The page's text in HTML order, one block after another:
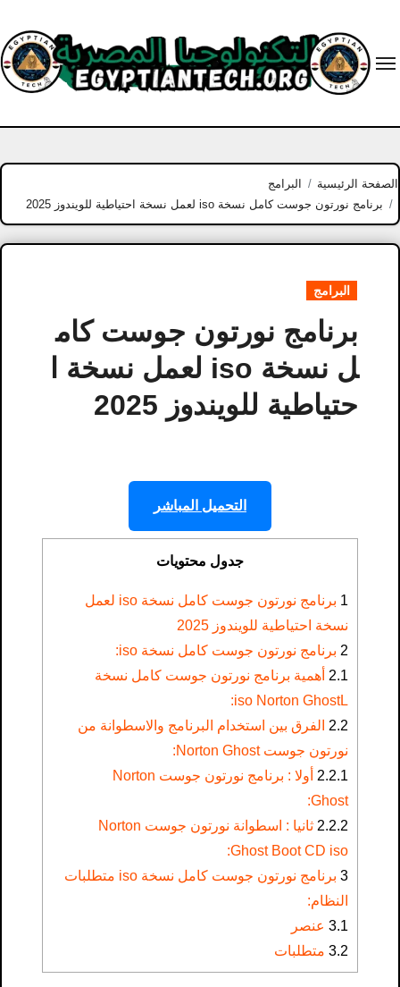
content
الصفحة الرئيسية
البرامج
برنامج نورتون جوست كامل نسخة iso لعمل نسخة احتياطية للويندوز 2025
البرامج
برنامج نورتون جوست كام
ل نسخة iso لعمل نسخة ا
حتياطية للويندوز 2025
التحميل المباشر
جدول محتويات
1
برنامج نورتون جوست كامل نسخة iso لعمل
نسخة احتياطية للويندوز 2025
2 برنامج نورتون جوست كامل نسخة iso:
2.1 أهمية برنامج نورتون جوست كامل نسخة
iso Norton GhostL:
2.2 الفرق بين استخدام البرنامج والاسطوانة من
نورتون جوست Norton Ghost:
2.2.1
أولا : برنامج نورتون جوست Norton
Ghost:
2.2.2
ثانيا : اسطوانة نورتون جوست Norton
Ghost Boot CD iso:
3
برنامج نورتون جوست كامل نسخة iso متطلبات
النظام:
3.1 عنصر
3.2 متطلبات